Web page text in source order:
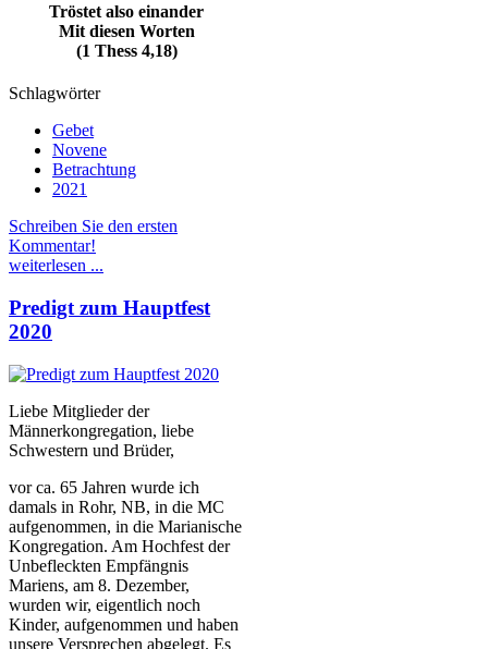
Tröstet also einander
Mit diesen Worten
(1 Thess 4,18)
Schlagwörter
Gebet
Novene
Betrachtung
2021
Schreiben Sie den ersten
Kommentar!
weiterlesen ...
Predigt zum Hauptfest
2020
Liebe Mitglieder der
Männerkongregation, liebe
Schwestern und Brüder,
vor ca. 65 Jahren wurde ich
damals in Rohr, NB, in die MC
aufgenommen, in die Marianische
Kongregation. Am Hochfest der
Unbefleckten Empfängnis
Mariens, am 8. Dezember,
wurden wir, eigentlich noch
Kinder, aufgenommen und haben
unsere Versprechen abgelegt. Es